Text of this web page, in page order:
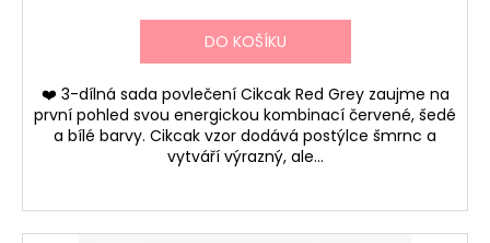
DO KOŠÍKU
❤️ 3-dílná sada povlečení Cikcak Red Grey zaujme na
první pohled svou energickou kombinací červené, šedé
a bílé barvy. Cikcak vzor dodává postýlce šmrnc a
vytváří výrazný, ale...